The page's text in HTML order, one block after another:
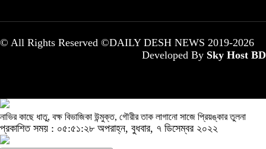
© All Rights Reserved ©DAILY DESH NEWS 2019-2026
Developed By Sky Host BD
নাভির কাছে ধাতু, বক্ষ বিভাজিকা উন্মুক্ত, গৌরীর তাক লাগানো সাজে প্রিয়ঙ্কার তুলনা
প্রকাশিত সময় : ০৫:৫১:২৮ অপরাহ্ন, বুধবার, ৭ ডিসেম্বর ২০২২